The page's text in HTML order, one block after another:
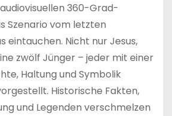
360-Grad-
Szenario vom letzten
eintauchen. Nicht nur Jesus,
zwölf Jünger – jeder mit einer
Haltung und Symbolik
Historische Fakten,
und Legenden verschmelzen